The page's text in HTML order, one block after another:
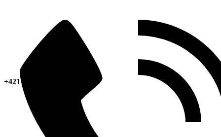
+421 918 378 267